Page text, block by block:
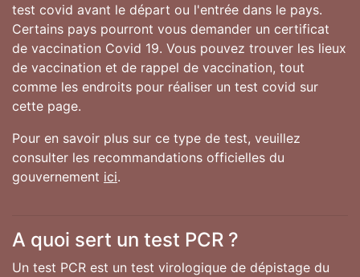
test covid avant le départ ou l'entrée dans le pays.
Certains pays pourront vous demander un certificat
de vaccination Covid 19. Vous pouvez trouver les lieux
de vaccination et de rappel de vaccination, tout
comme les endroits pour réaliser un test covid sur
cette page.
Pour en savoir plus sur ce type de test, veuillez
consulter les recommandations officielles du
gouvernement ici.
A quoi sert un test PCR ?
Un test PCR est un test virologique de dépistage du